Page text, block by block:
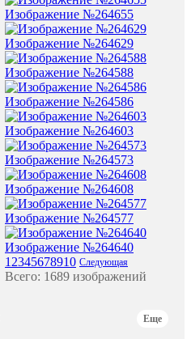
Изображение №264655
Изображение №264629
Изображение №264588
Изображение №264586
Изображение №264603
Изображение №264573
Изображение №264608
Изображение №264577
Изображение №264640
1 2345678910 Следующая
Всего: 1689 изображений
Еще